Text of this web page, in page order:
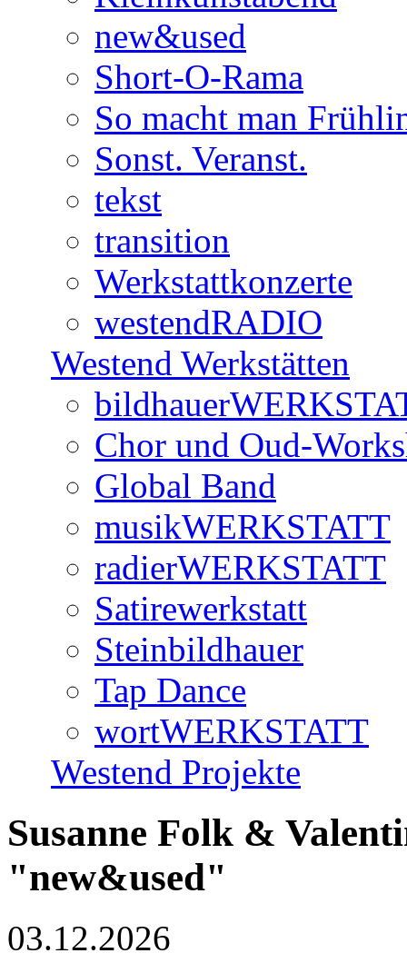
new&used
Short-O-Rama
So macht man
Sonst. Veranst.
tekst
transition
Werkstattkonzerte
westendRADIO
Westend Werkstätten
Chor und Oud-
Global Band
musikWERKSTATT
radierWERKSTATT
Satirewerkstatt
Steinbildhauer
Tap Dance
wortWERKSTATT
Westend Projekte
Susanne Folk &
"new&used"
03.12.2026